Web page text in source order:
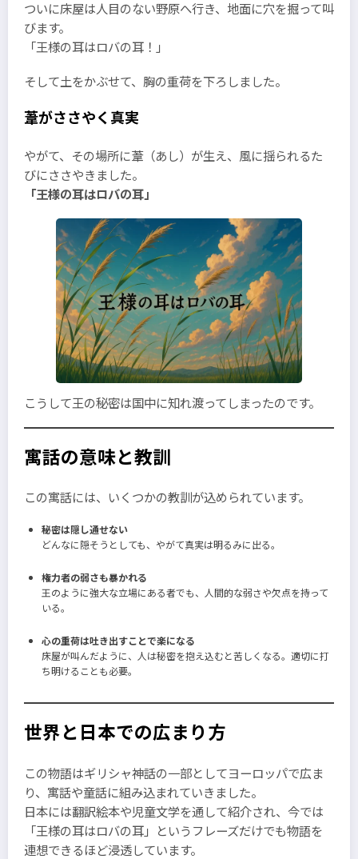
ついに床屋は人目のない野原へ行き、地面に穴を掘って叫
びます。
「王様の耳はロバの耳！」
そして土をかぶせて、胸の重荷を下ろしました。
葦がささやく真実
やがて、その場所に葦（あし）が生え、風に揺られるた
びにささやきました。
「王様の耳はロバの耳」
こうして王の秘密は国中に知れ渡ってしまったのです。
寓話の意味と教訓
この寓話には、いくつかの教訓が込められています。
秘密は隠し通せない
どんなに隠そうとしても、やがて真実は明るみに出る。
権力者の弱さも暴かれる
王のように強大な立場にある者でも、人間的な弱さや欠点を持って
いる。
心の重荷は吐き出すことで楽になる
床屋が叫んだように、人は秘密を抱え込むと苦しくなる。適切に打
ち明けることも必要。
世界と日本での広まり方
この物語はギリシャ神話の一部としてヨーロッパで広ま
り、寓話や童話に組み込まれていきました。
日本には翻訳絵本や児童文学を通して紹介され、今では
「王様の耳はロバの耳」というフレーズだけでも物語を
連想できるほど浸透しています。